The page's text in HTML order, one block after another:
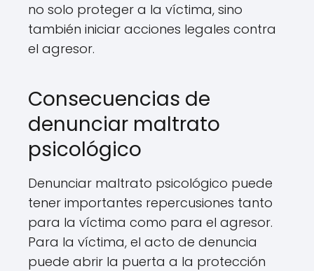
no solo proteger a la víctima, sino
también iniciar acciones legales contra
el agresor.
Consecuencias de
denunciar maltrato
psicológico
Denunciar maltrato psicológico puede
tener importantes repercusiones tanto
para la víctima como para el agresor.
Para la víctima, el acto de denuncia
puede abrir la puerta a la protección